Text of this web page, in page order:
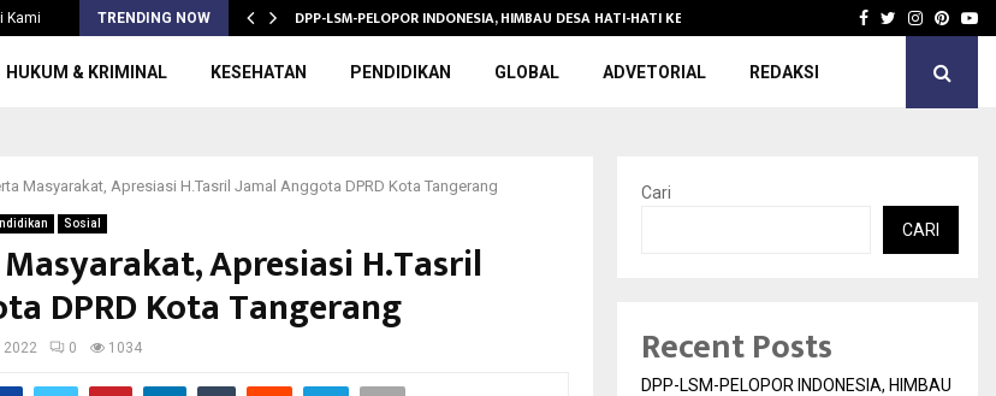
Kami TRENDING NOW DPP-LSM-PELOPOR INDONESIA, HIMBAU DESA HATI-HATI KELOLA KOPDES… Sukses
Facebook
Twitter
HUKUM & KRIMINAL KESEHATAN PENDIDIKAN GLOBAL ADVETORIAL REDAKSI
Masyarakat, Apresiasi H.Tasril Jamal Anggota DPRD Kota Tangerang
Sosial
Apresiasi H.Tasril
DPRD Kota Tangerang
2022 0 1034
Cari
CARI
Recent Posts
DPP-LSM-PELOPOR INDONESIA, HIMBAU